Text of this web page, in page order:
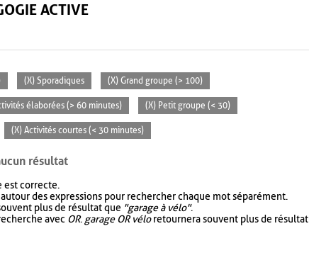
ACTIVE
(X) Sporadiques (X) Grand groupe (> 100)
élaborées (> 60 minutes) (X) Petit groupe (< 30)
(X) Activités courtes (< 30 minutes)
résultat
est correcte.
des expressions pour rechercher chaque mot séparément.
plus de résultat que "garage à vélo".
avec OR. garage OR véloretournera souvent plus de résultat